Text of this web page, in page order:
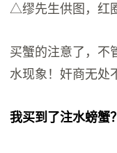
△缪先生供图，红
买蟹的注意了，不
水现象！奸商无处
我买到了注水螃蟹？